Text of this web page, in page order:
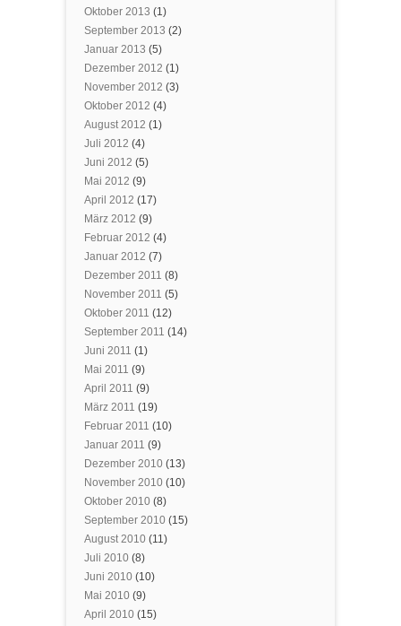
Oktober 2013 (1)
September 2013 (2)
Januar 2013 (5)
Dezember 2012 (1)
November 2012 (3)
Oktober 2012 (4)
August 2012 (1)
Juli 2012 (4)
Juni 2012 (5)
Mai 2012 (9)
April 2012 (17)
März 2012 (9)
Februar 2012 (4)
Januar 2012 (7)
Dezember 2011 (8)
November 2011 (5)
Oktober 2011 (12)
September 2011 (14)
Juni 2011 (1)
Mai 2011 (9)
April 2011 (9)
März 2011 (19)
Februar 2011 (10)
Januar 2011 (9)
Dezember 2010 (13)
November 2010 (10)
Oktober 2010 (8)
September 2010 (15)
August 2010 (11)
Juli 2010 (8)
Juni 2010 (10)
Mai 2010 (9)
April 2010 (15)